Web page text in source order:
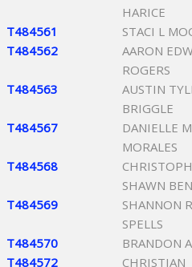
HARICE
T484561 STACI L
T484562
AARON
ROGERS
T484563
AUSTIN
BRIGGLE
T484567
DANIELLE M
MORALES
T484568
SHAWN
T484569
SHANNON
SPELLS
T484570 BRANDON
T484572
CHRISTIAN